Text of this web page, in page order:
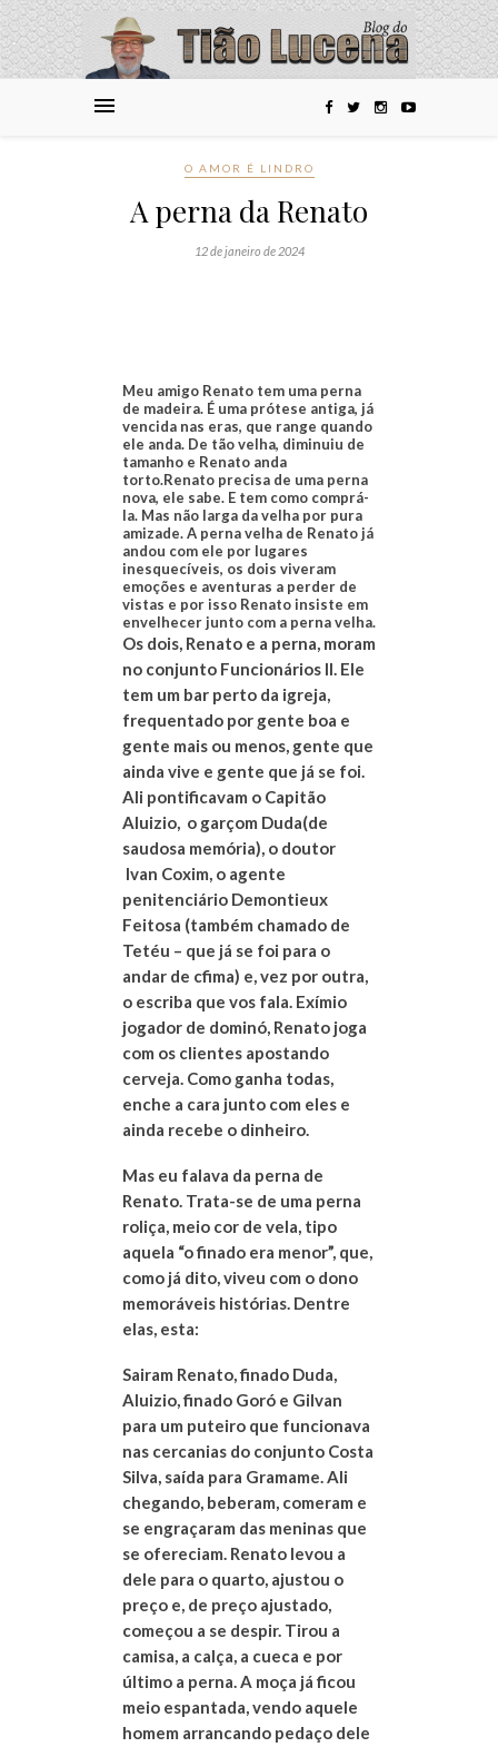
O AMOR É LINDRO
A perna da Renato
12 de janeiro de 2024
Meu amigo Renato tem uma perna
de madeira. É uma prótese antiga, já
vencida nas eras, que range quando
ele anda. De tão velha, diminuiu de
tamanho e Renato anda
torto.Renato precisa de uma perna
nova, ele sabe. E tem como comprá-
la. Mas não larga da velha por pura
amizade. A perna velha de Renato já
andou com ele por lugares
inesquecíveis, os dois viveram
emoções e aventuras a perder de
vistas e por isso Renato insiste em
envelhecer junto com a perna velha.
Os dois, Renato e a perna, moram
no conjunto Funcionários II. Ele
tem um bar perto da igreja,
frequentado por gente boa e
gente mais ou menos, gente que
ainda vive e gente que já se foi.
Ali pontificavam o Capitão
Aluizio, o garçom Duda(de
saudosa memória), o doutor
Ivan Coxim, o agente
penitenciário Demontieux
Feitosa (também chamado de
Tetéu – que já se foi para o
andar de cfima) e, vez por outra,
o escriba que vos fala. Exímio
jogador de dominó, Renato joga
com os clientes apostando
cerveja. Como ganha todas,
enche a cara junto com eles e
ainda recebe o dinheiro.
Mas eu falava da perna de
Renato. Trata-se de uma perna
roliça, meio cor de vela, tipo
aquela “o finado era menor”, que,
como já dito, viveu com o dono
memoráveis histórias. Dentre
elas, esta:
Sairam Renato, finado Duda,
Aluizio, finado Goró e Gilvan
para um puteiro que funcionava
nas cercanias do conjunto Costa
Silva, saída para Gramame. Ali
chegando, beberam, comeram e
se engraçaram das meninas que
se ofereciam. Renato levou a
dele para o quarto, ajustou o
preço e, de preço ajustado,
começou a se despir. Tirou a
camisa, a calça, a cueca e por
último a perna. A moça já ficou
meio espantada, vendo aquele
homem arrancando pedaço dele